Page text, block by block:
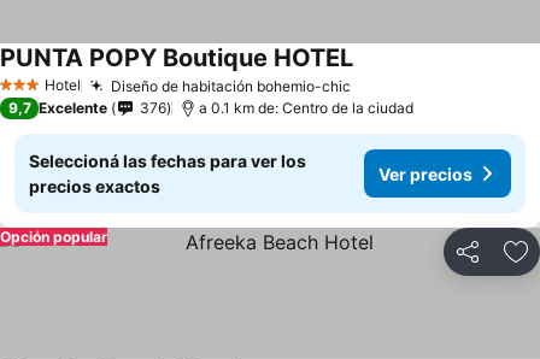
3 Estrellas
Hotel Diseño de habitación bohemio-chic
PUNTA POPY Boutique HOTEL
9,7 Excelente 376 a 0.1 km de: Centro de la ciudad
Seleccioná las fechas para ver los
precios exactos
Ver precios
Compartir
Opción popular